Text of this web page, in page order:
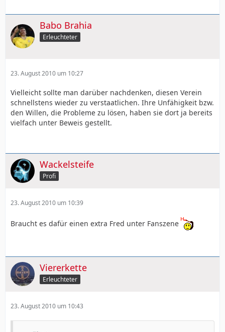
Babo Brahia
Erleuchteter
23. August 2010 um 10:27
Vielleicht sollte man darüber nachdenken, diesen Verein
schnellstens wieder zu verstaatlichen. Ihre Unfähigkeit bzw.
den Willen, die Probleme zu lösen, haben sie dort ja bereits
vielfach unter Beweis gestellt.
Wackelsteife
Profi
23. August 2010 um 10:39
Braucht es dafür einen extra Fred unter Fanszene
Viererkette
Erleuchteter
23. August 2010 um 10:43